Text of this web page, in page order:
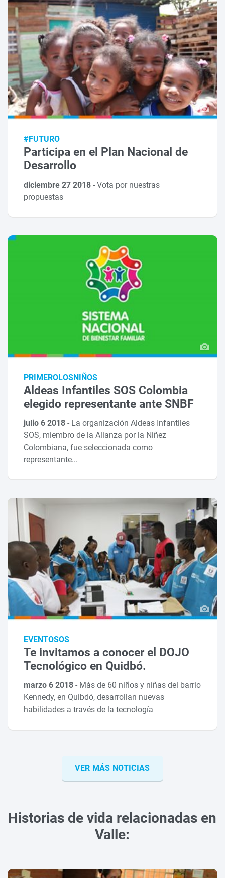
#FUTURO
Participa en el Plan Nacional de
Desarrollo
diciembre 27 2018-Vota por nuestras
propuestas
PRIMEROLOSNIÑOS
Aldeas Infantiles SOS Colombia
elegido representante ante SNBF
julio 6 2018- La organización Aldeas Infantiles
SOS, miembro de la Alianza por la Niñez
Colombiana, fue seleccionada como
representante...
EVENTOSOS
Te invitamos a conocer el DOJO
Tecnológico en Quidbó.
marzo 6 2018- Más de 60 niños y niñas del barrio
Kennedy, en Quibdó, desarrollan nuevas
habilidades a través de la tecnología
VER MÁS NOTICIAS
Historias de vida relacionadas en
Valle: